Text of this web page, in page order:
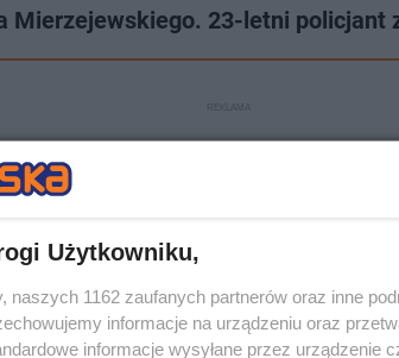
Mierzejewskiego. 23-letni policjant
Użytkowniku,
naszych 1162 zaufanych partnerów oraz inne
informacje na urządzeniu oraz
informacje wysyłane przez urządzenie